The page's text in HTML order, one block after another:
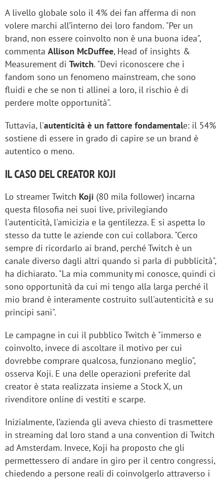
A livello globale solo il 4% dei fan afferma di non
volere marchi all’interno dei loro fandom. "Per un
brand, non essere coinvolto non è una buona idea",
commenta Allison McDuffee, Head of insights &
Measurement di Twitch. "Devi riconoscere che i
fandom sono un fenomeno mainstream, che sono
fluidi e che se non ti allinei a loro, il rischio è di
perdere molte opportunità".
Tuttavia, l'autenticità è un fattore fondamentale: il 54%
sostiene di essere in grado di capire se un brand è
autentico o meno.
IL CASO DEL CREATOR KOJI
Lo streamer Twitch Koji (80 mila follower) incarna
questa filosofia nei suoi live, privilegiando
l'autenticità, l'amicizia e la gentilezza. E si aspetta lo
stesso da tutte le aziende con cui collabora. "Cerco
sempre di ricordarlo ai brand, perché Twitch è un
canale diverso dagli altri quando si parla di pubblicità",
ha dichiarato. "La mia community mi conosce, quindi ci
sono opportunità da cui mi tengo alla larga perché il
mio brand è interamente costruito sull'autenticità e su
principi sani".
Le campagne in cui il pubblico Twitch è "immerso e
coinvolto, invece di ascoltare il motivo per cui
dovrebbe comprare qualcosa, funzionano meglio",
osserva Koji. E una delle operazioni preferite dal
creator è stata realizzata insieme a Stock X, un
rivenditore online di vestiti e scarpe.
Inizialmente, l’azienda gli aveva chiesto di trasmettere
in streaming dal loro stand a una convention di Twitch
ad Amsterdam. Invece, Koji ha proposto che gli
permettessero di andare in giro per il centro congressi,
chiedendo a persone reali di coinvolgerlo attraverso i